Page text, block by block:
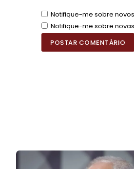
Notifique-me sobre
Notifique-me sobre